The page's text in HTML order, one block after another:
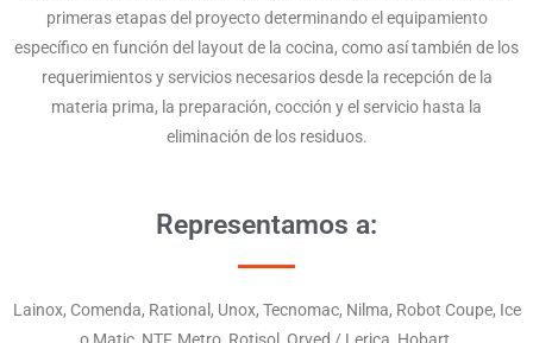
primeras etapas del proyecto determinando el equipamiento
específico en función del layout de la cocina, como así también de los
requerimientos y servicios necesarios desde la recepción de la
materia prima, la preparación, cocción y el servicio hasta la
eliminación de los residuos.
Representamos a:
Lainox, Comenda, Rational, Unox, Tecnomac, Nilma, Robot Coupe, Ice
o Matic, NTF, Metro, Rotisol, Orved / Lerica, Hobart.